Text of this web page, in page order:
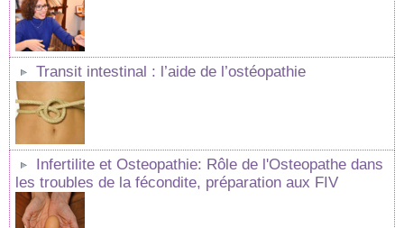
Transit intestinal : l’aide de l’ostéopathie
Infertilite et Osteopathie: Rôle de l'Osteopathe dans
les troubles de la fécondite, préparation aux FIV